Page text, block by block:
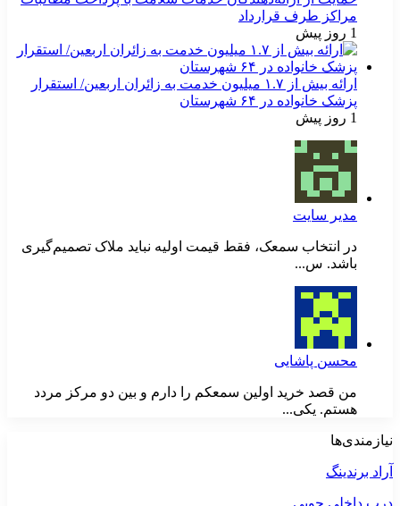
مراکز طرف قرارداد
1 روز پیش
ارائه بیش از ۱.۷ میلیون خدمت به زائران اربعین/ استقرار
پزشک خانواده در ۶۴ شهرستان
1 روز پیش
مدیر سایت
در انتخاب سمعک، فقط قیمت اولیه نباید ملاک تصمیم‌گیری
باشد. س...
محسن پاشایی
من قصد خرید اولین سمعکم را دارم و بین دو مرکز مردد
هستم. یکی...
نیازمندی‌ها
آراد برندینگ
درب داخلی چوبی